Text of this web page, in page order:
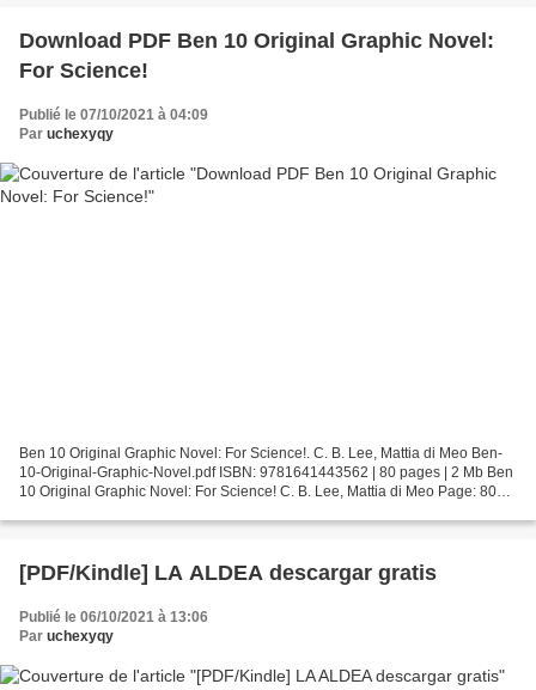
Download PDF Ben 10 Original Graphic Novel:
For Science!
Publié le 07/10/2021 à 04:09
Par uchexyqy
Ben 10 Original Graphic Novel: For Science!. C. B. Lee, Mattia di Meo Ben-
10-Original-Graphic-Novel.pdf ISBN: 9781641443562 | 80 pages | 2 Mb Ben
10 Original Graphic Novel: For Science! C. B. Lee, Mattia di Meo Page: 80
[PDF/Kindle] LA ALDEA descargar gratis
Publié le 06/10/2021 à 13:06
Par uchexyqy